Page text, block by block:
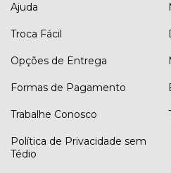
Ajuda
Troca Fácil
Opções de Entrega
Formas de Pagamento
Trabalhe Conosco
Política de Privacidade sem
Tédio